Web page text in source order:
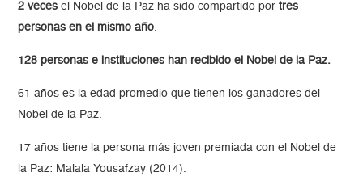
2 veces el Nobel de la Paz ha sido compartido portres
personas en el mismo año.
128 personas e instituciones han recibido el Nobel de la Paz.
61 años es la edad promedio que tienen los ganadores del
Nobel de la Paz.
17 años tiene la persona más joven premiada con el Nobel de
la Paz: Malala Yousafzay (2014).